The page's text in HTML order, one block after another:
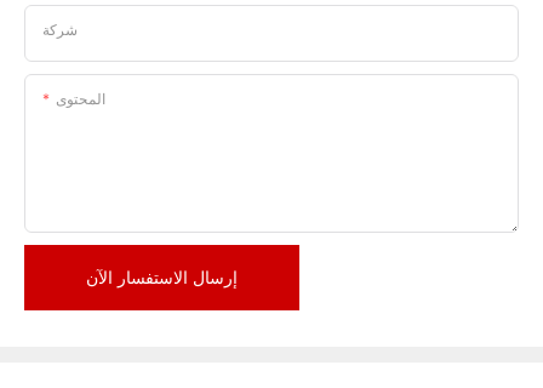
شركة
المحتوى
إرسال الاستفسار الآن